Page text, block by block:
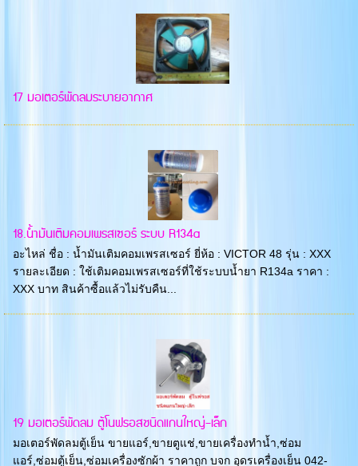
17 มอเตอร์พัดลมระบายอากาศ
18.น้ำมันเติมคอมเพรสเซอร์ ระบบ R134a
อะไหล่ ชื่อ : น้ำมันเติมคอมเพรสเซอร์ ยี่ห้อ : VICTOR 48 รุ่น : XXX
รายละเอียด : ใช้เติมคอมเพรสเซอร์ที่ใช้ระบบน้ำยา R134a ราคา :
XXX บาท สินค้าซื้อแล้วไม่รับคืน...
19 มอเตอร์พัดลม ตู้โนฟรอสชนิดแกนใหญ่-เล็ก
มอเตอร์พัดลมตู้เย็น ขายแอร์,ขายตูแช่,ขายเครื่องทำน้ำ,ซ่อม
แอร์,ซ่อมตู้เย็น,ซ่อมเครื่องซักผ้า ราคาถูก บจก อุดรเครื่องเย็น 042-